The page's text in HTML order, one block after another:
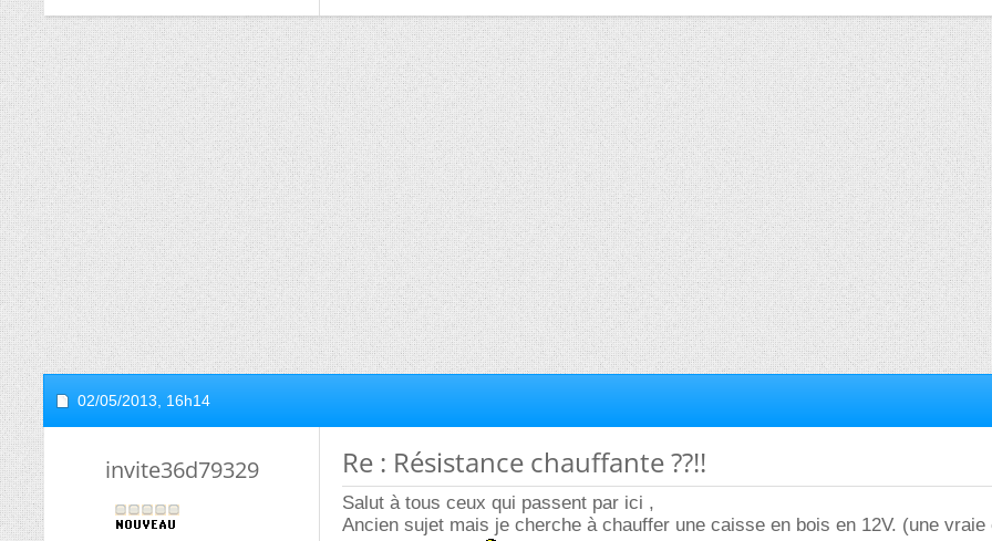
02/05/2013, 16h14
invite36d79329 Re : Résistance chauffante ??!!
Salut à tous ceux qui passent par ici ,
Ancien sujet mais je cherche à chauffer une caisse en bois en 12V. (une